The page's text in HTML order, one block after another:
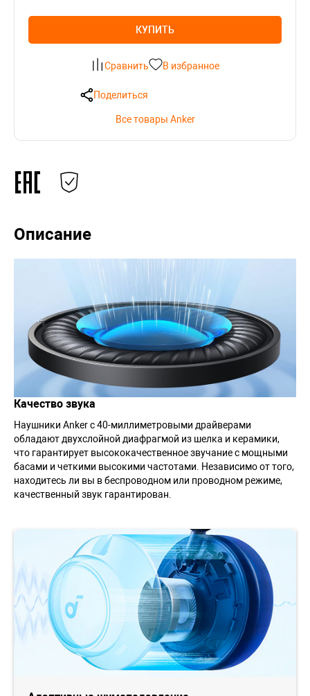
КУПИТЬ
Сравнить В избранное
Поделиться
Все товары Anker
Описание
Качество звука
Наушники Anker с 40-миллиметровыми драйверами
обладают двухслойной диафрагмой из шелка и керамики,
что гарантирует высококачественное звучание с мощными
басами и четкими высокими частотами. Независимо от того,
находитесь ли вы в беспроводном или проводном режиме,
качественный звук гарантирован.